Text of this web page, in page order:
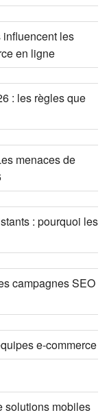
les
en ligne
: les règles que
menaces de
: pourquoi les
campagnes SEO
e-commerce
solutions mobiles